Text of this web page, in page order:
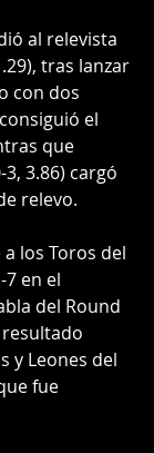
al relevista
tras lanzar
con dos
el
que
3.86) cargó
relevo.
los Toros del
en el
del Round
resultado
y Leones del
fue